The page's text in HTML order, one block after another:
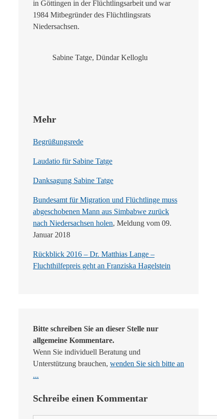
in Göttingen in der Flüchtlingsarbeit und war
1984 Mitbegründer des Flüchtlingsrats
Niedersachsen.
Sabine Tatge, Dündar Kelloglu
Mehr
Begrüßungsrede
Laudatio für Sabine Tatge
Danksagung Sabine Tatge
Bundesamt für Migration und Flüchtlinge muss
abgeschobenen Mann aus Simbabwe zurück
nach Niedersachsen holen, Meldung vom 09.
Januar 2018
Rückblick 2016 – Dr. Matthias Lange –
Fluchthilfepreis geht an Franziska Hagelstein
Bitte schreiben Sie an dieser Stelle nur
allgemeine Kommentare.
Wenn Sie individuell Beratung und
Unterstützung brauchen, wenden Sie sich bitte an
...
Schreibe einen Kommentar